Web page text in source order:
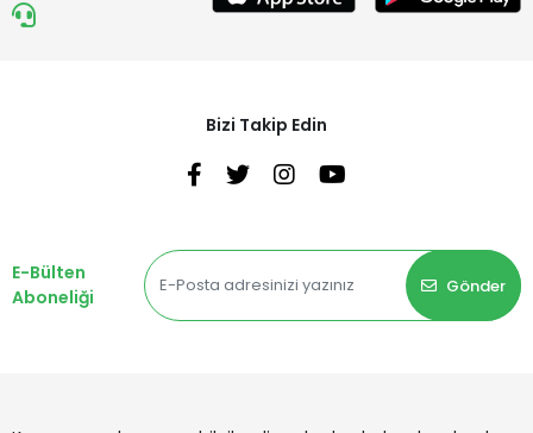
Bizi Takip Edin
E-Bülten
Aboneliği
Gönder